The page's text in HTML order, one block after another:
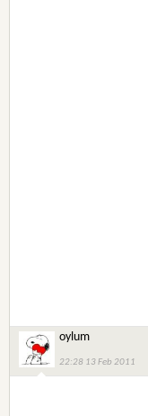
oylum
22:28 13 Feb 2011